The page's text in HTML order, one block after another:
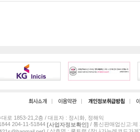
로 1853-21,2층 / 대표자 : 정시화, 정해익
204-11-51844 [사업자정보확인] / 통신판매업신고:제